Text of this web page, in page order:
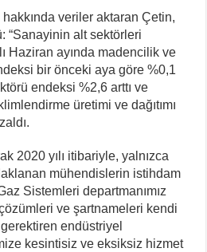
veriler aktaran Çetin,
“Sanayinin alt sektörleri
Haziran ayında madencilik ve
bir önceki aya göre %0,1
endeksi %2,6 arttı ve
üretimi ve dağıtımı
2020 yılı itibariyle, yalnızca
mühendislerin istihdam
Sistemleri departmanımız
ve şartnameleri kendi
endüstriyel
kesintisiz ve eksiksiz hizmet